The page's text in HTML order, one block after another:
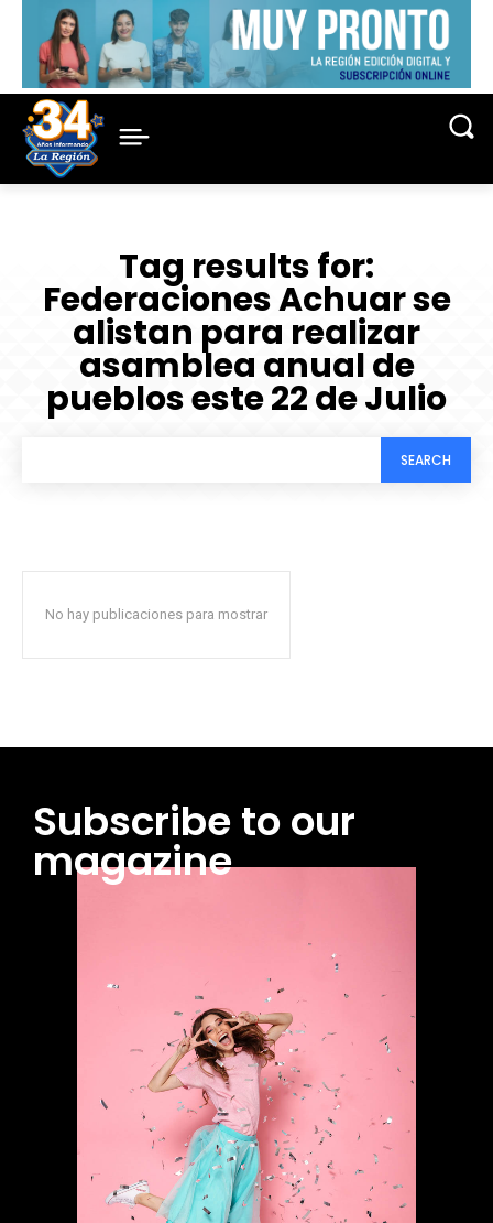
Tag results for:
Federaciones Achuar se
alistan para realizar
asamblea anual de
pueblos este 22 de Julio
SEARCH
No hay publicaciones para mostrar
Subscribe to our
magazine